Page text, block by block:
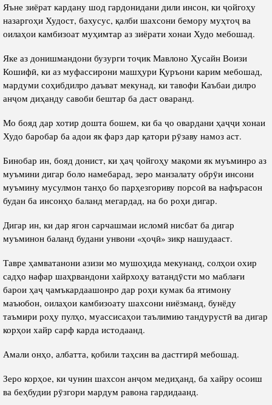
Яъне зиёрат кардану шод гардонидани дили инсон, ки ҷойгоҳу
назаргоҳи Худост, бахусус, қалби шахсони бемору муҳтоҷ ва
оилаҳои камбизоат муҳимтар аз зиёрати хонаи Худо мебошад.
Яке аз донишмандони бузурги тоҷик Мавлоно Ҳусайн Воизи
Кошифӣ, ки аз муфассирони машҳури Қуръони карим мебошад,
мардуми соҳибдилро даъват мекунад, ки тавофи Каъбаи дилро
анҷом диҳанду савоби бештар ба даст оваранд.
Мо бояд дар хотир дошта бошем, ки ба ҷо овардани ҳаҷҷи хонаи
Худо баробар ба адои як фарз дар қатори рӯзаву намоз аст.
Бинобар ин, бояд донист, ки ҳаҷ ҷойгоҳу мақоми як муъминро аз
муъмини дигар боло намебарад, зеро манзалату обрӯи инсони
муъмину мусулмон танҳо бо парҳезгориву порсоӣ ва нафърасон
будан ба инсонҳо баланд мегардад, на бо роҳи дигар.
Дигар ин, ки дар ягон сарчашмаи исломӣ нисбат ба дигар
муъминон баланд будани унвони «ҳоҷӣ» зикр нашудааст.
Тавре ҳамватанони азизи мо мушоҳида мекунанд, солҳои охир
садҳо нафар шаҳрвандони хайрхоҳу ватандӯсти мо маблағи
барои ҳаҷ ҷамъкардаашонро дар роҳи кумак ба ятимону
маъюбон, оилаҳои камбизоату шахсони ниёзманд, бунёду
таъмири роҳу пулҳо, муассисаҳои таълимию тандурустӣ ва дигар
корҳои хайр сарф карда истодаанд.
Амали онҳо, албатта, қобили таҳсин ва дастгирӣ мебошад.
Зеро корҳое, ки чунин шахсон анҷом медиҳанд, ба хайру осоиш
ва беҳбудии рӯзгори мардум равона гардидаанд.